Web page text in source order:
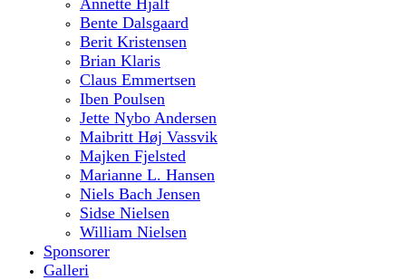
Bente Dalsgaard
Berit Kristensen
Brian Klaris
Claus Emmertsen
Iben Poulsen
Jette Nybo Andersen
Maibritt Høj Vassvik
Majken Fjelsted
Marianne L. Hansen
Niels Bach Jensen
Sidse Nielsen
William Nielsen
Sponsorer
Galleri